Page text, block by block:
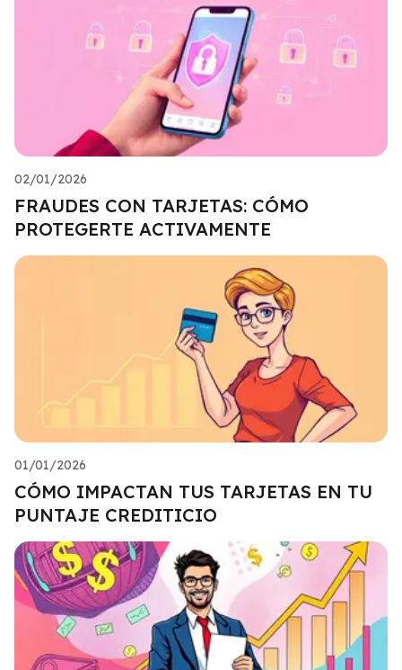
02/01/2026
FRAUDES CON TARJETAS: CÓMO
PROTEGERTE ACTIVAMENTE
01/01/2026
CÓMO IMPACTAN TUS TARJETAS EN TU
PUNTAJE CREDITICIO